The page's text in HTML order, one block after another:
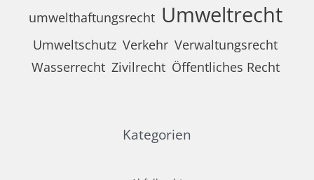
umwelthaftungsrecht Umweltrecht
Umweltschutz Verkehr Verwaltungsrecht
Wasserrecht Zivilrecht Öffentliches Recht
Kategorien